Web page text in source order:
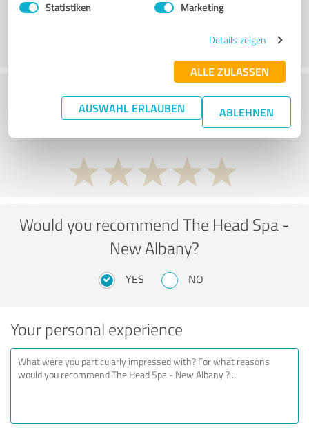
Statistiken Marketing
Details zeigen
ALLE ZULASSEN
AUSWAHL ERLAUBEN ABLEHNEN
What do you think of the price to
performance ratio?
Would you recommend The Head Spa -
New Albany?
YES NO
Your personal experience